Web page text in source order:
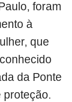
foram
à
que
da Ponte
proteção.